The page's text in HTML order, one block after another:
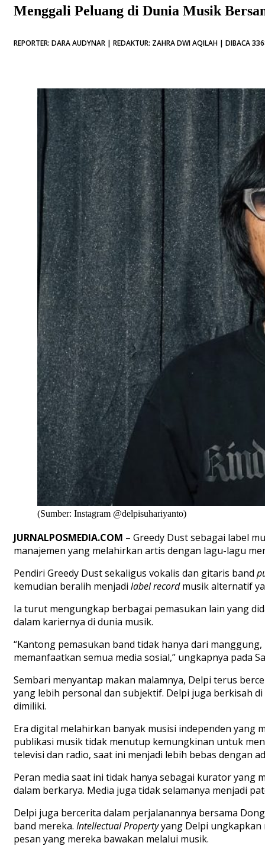
Menggali Peluang di Dunia Musik
REPORTER: DARA AUDYNAR | REDAKTUR: ZAHRA DWI AQILAH | DIBACA
(Sumber: Instagram @delpisuhariyanto)
JURNALPOSMEDIA.COM – Greedy Dust sebagai label
manajemen yang melahirkan artis dengan lagu-lagu
Pendiri Greedy Dust sekaligus vokalis dan gitaris band
kemudian beralih menjadi label recordmusik alternatif
Ia turut mengungkap berbagai pemasukan lain yang
dalam kariernya di dunia musik.
“Kantong pemasukan band tidak hanya dari
memanfaatkan semua media sosial,” ungkapnya pada
Sembari menyantap makan malamnya, Delpi terus
yang lebih personal dan subjektif. Delpi juga berkisah
dimiliki.
Era digital melahirkan banyak musisi independen
publikasi musik tidak menutup kemungkinan untuk
televisi dan radio, saat ini menjadi lebih bebas dengan
Peran media saat ini tidak hanya sebagai kurator yang
dalam berkarya. Media juga tidak selamanya menjadi
Delpi juga bercerita dalam perjalanannya bersama
band mereka. Intellectual Propertyyang Delpi ungkapkan
pesan yang mereka bawakan melalui musik.